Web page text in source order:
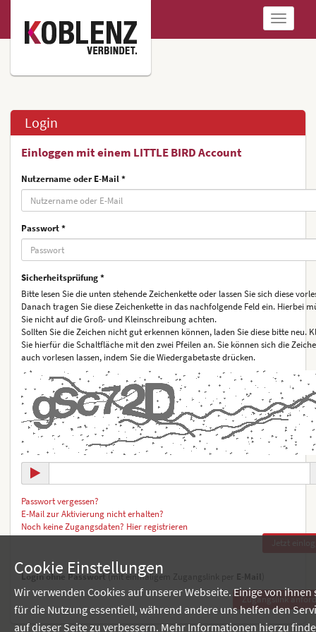
anzeigen
Login
Einloggen mit einem LITTLE BIRD Account
Nutzername oder E-Mail *
Passwort *
Sicherheitsprüfung *
Bitte lesen Sie die unten stehende Zeichenkette oder lassen Sie sich diese
Danach tragen Sie diese Zeichenkette in das nachfolgende Feld ein. Hierbei
Sie nicht auf die Groß- und Kleinschreibung achten.
Sollten Sie die Zeichen nicht gut erkennen können, laden Sie diese bitte neu.
Sie hierfür die Schaltfläche mit den zwei Pfeilen an. Sie können sich die
auch vorlesen lassen, indem Sie die Wiedergabetaste drücken.
Passwort vergessen?
E-Mail zur Aktivierung nicht erhalten?
Noch keine Zugangsdaten? Hier registrieren
Login ohne Passwort(mit einmaligem Zugangslink per
Cookie Einstellungen
Wir verwenden Cookies auf unserer Webseite. Einige von ihnen
für die Nutzung essentiell, während andere uns helfen den
auf dieser Seite zu verbessern. Mehr Informationen hierzu